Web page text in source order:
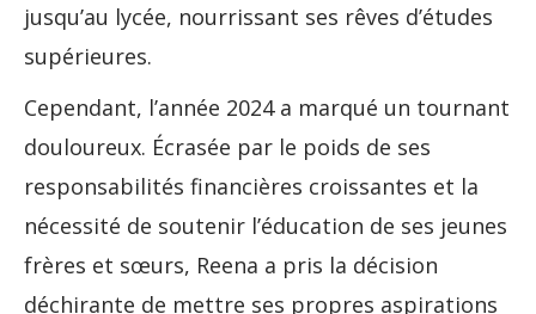
jusqu’au lycée, nourrissant ses rêves d’études
supérieures.
Cependant, l’année 2024 a marqué un tournant
douloureux. Écrasée par le poids de ses
responsabilités financières croissantes et la
nécessité de soutenir l’éducation de ses jeunes
frères et sœurs, Reena a pris la décision
déchirante de mettre ses propres aspirations